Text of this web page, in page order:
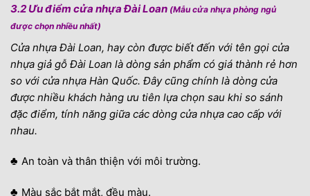
3.2 Ưu điểm cửa nhựa Đài Loan (Mẫu cửa nhựa phòng ngủ
được chọn nhiều nhất)
Cửa nhựa Đài Loan, hay còn được biết đến với tên gọi cửa
nhựa giả gỗ Đài Loan là dòng sản phẩm có giá thành rẻ hơn
so với cửa nhựa Hàn Quốc. Đây cũng chính là dòng cửa
được nhiều khách hàng ưu tiên lựa chọn sau khi so sánh
đặc điểm, tính năng giữa các dòng cửa nhựa cao cấp với
nhau.
♣ An toàn và thân thiện với môi trường.
♣ Màu sắc bắt mắt, đều màu.